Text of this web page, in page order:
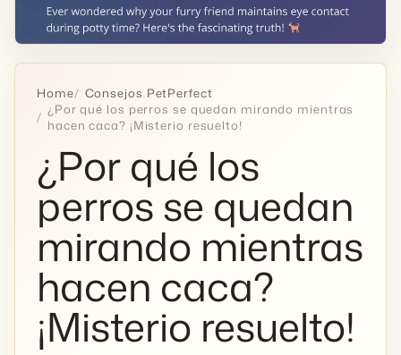
Home
Consejos PetPerfect
¿Por qué los perros se quedan mirando mientras
hacen caca? ¡Misterio resuelto!
¿Por qué los
perros se quedan
mirando mientras
hacen caca?
¡Misterio resuelto!